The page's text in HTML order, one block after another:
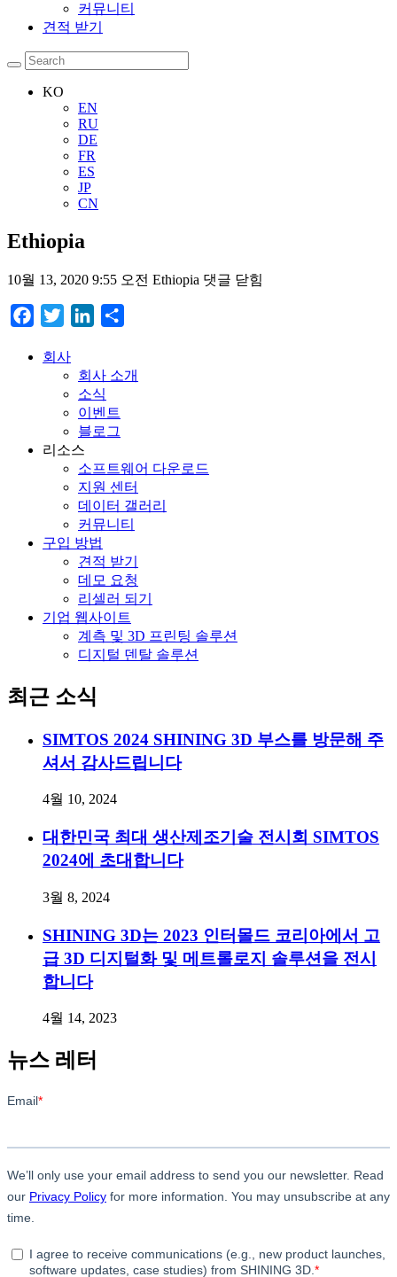
커뮤니티
견적 받기
KO
EN
RU
DE
FR
ES
JP
CN
Ethiopia
10월 13, 2020 9:55 오전 Ethiopia 댓글 닫힘
Facebook
Twitter LinkedIn
회사
회사 소개
소식
이벤트
블로그
리소스
소프트웨어 다운로드
지원 센터
데이터 갤러리
커뮤니티
구입 방법
견적 받기
데모 요청
리셀러 되기
기업 웹사이트
계측 및 3D 프린팅 솔루션
디지털 덴탈 솔루션
최근 소식
SIMTOS 2024 SHINING 3D 부스를 방문해 주
셔서 감사드립니다
4월 10, 2024
대한민국 최대 생산제조기술 전시회 SIMTOS
2024에 초대합니다
3월 8, 2024
SHINING 3D는 2023 인터몰드 코리아에서 고
급 3D 디지털화 및 메트롤로지 솔루션을 전시
합니다
4월 14, 2023
뉴스 레터